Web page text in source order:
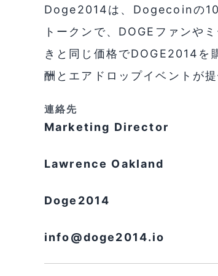
Doge2014は、Dogecoinの
トークンで、DOGEファンや
きと同じ価格でDOGE2014を
酬とエアドロップイベントが提
連絡先
Marketing Director
Lawrence Oakland
Doge2014
info@doge2014.io